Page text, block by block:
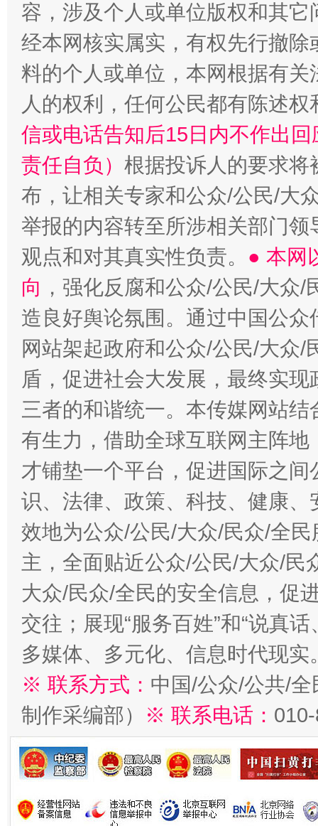
容，涉及个人或单位版权和其它
经本网核实属实，有权先行撤
料的个人或单位，本网根据有
人的权利，任何公民都有陈述
信或电话告知后15日内不作出
责任自负） 根据投诉人的要求将
布，让相关专家和公众/公民/大
举报的内容转至所涉相关部门
观点和对其真实性负责。 ● 本网
向 ，强化反腐和公众/公民/大众
造良好舆论氛围。通过中国公
网站架起政府和公众/公民/大众
盾，促进社会大发展，最终实
三者的和谐统一。本传媒网站
有生力，借助全球互联网主阵
才铺垫一个平台，促进国际之
识、法律、政策、科技、健康
效地为公众/公民/大众/民众/全
主，全面贴近公众/公民/大众/民
大众/民众/全民的安全信息，促
交往；展现“服务百姓”和“说真
多媒体、多元化、信息时代现实
※ 联系方式： 中国/公众/公共/
制作采编部）
※ 联系电话：